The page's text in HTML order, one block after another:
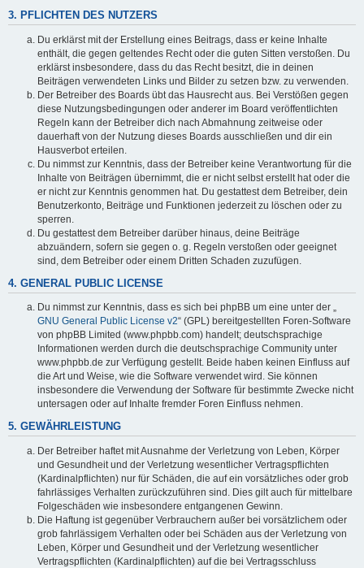
3. PFLICHTEN DES NUTZERS
Du erklärst mit der Erstellung eines Beitrags, dass er keine Inhalte
enthält, die gegen geltendes Recht oder die guten Sitten verstoßen. Du
erklärst insbesondere, dass du das Recht besitzt, die in deinen
Beiträgen verwendeten Links und Bilder zu setzen bzw. zu verwenden.
Der Betreiber des Boards übt das Hausrecht aus. Bei Verstößen gegen
diese Nutzungsbedingungen oder anderer im Board veröffentlichten
Regeln kann der Betreiber dich nach Abmahnung zeitweise oder
dauerhaft von der Nutzung dieses Boards ausschließen und dir ein
Hausverbot erteilen.
Du nimmst zur Kenntnis, dass der Betreiber keine Verantwortung für die
Inhalte von Beiträgen übernimmt, die er nicht selbst erstellt hat oder die
er nicht zur Kenntnis genommen hat. Du gestattest dem Betreiber, dein
Benutzerkonto, Beiträge und Funktionen jederzeit zu löschen oder zu
sperren.
Du gestattest dem Betreiber darüber hinaus, deine Beiträge
abzuändern, sofern sie gegen o. g. Regeln verstoßen oder geeignet
sind, dem Betreiber oder einem Dritten Schaden zuzufügen.
4. GENERAL PUBLIC LICENSE
Du nimmst zur Kenntnis, dass es sich bei phpBB um eine unter der „
GNU General Public License v2“ (GPL) bereitgestellten Foren-Software
von phpBB Limited (www.phpbb.com) handelt; deutschsprachige
Informationen werden durch die deutschsprachige Community unter
www.phpbb.de zur Verfügung gestellt. Beide haben keinen Einfluss auf
die Art und Weise, wie die Software verwendet wird. Sie können
insbesondere die Verwendung der Software für bestimmte Zwecke nicht
untersagen oder auf Inhalte fremder Foren Einfluss nehmen.
5. GEWÄHRLEISTUNG
Der Betreiber haftet mit Ausnahme der Verletzung von Leben, Körper
und Gesundheit und der Verletzung wesentlicher Vertragspflichten
(Kardinalpflichten) nur für Schäden, die auf ein vorsätzliches oder grob
fahrlässiges Verhalten zurückzuführen sind. Dies gilt auch für mittelbare
Folgeschäden wie insbesondere entgangenen Gewinn.
Die Haftung ist gegenüber Verbrauchern außer bei vorsätzlichem oder
grob fahrlässigem Verhalten oder bei Schäden aus der Verletzung von
Leben, Körper und Gesundheit und der Verletzung wesentlicher
Vertragspflichten (Kardinalpflichten) auf die bei Vertragsschluss